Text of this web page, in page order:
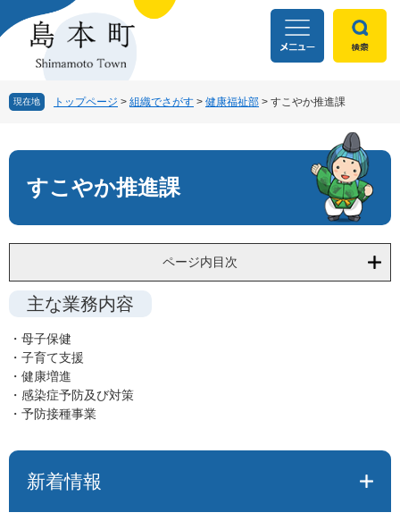
ー
。
ニ
て
へ
現在地 トップページ > 組織でさがす > 健康福祉部 > すこやか推進課
文
すこやか推進課
ページ内目次
主な業務内容
・母子保健
・子育て支援
・健康増進
・感染症予防及び対策
・予防接種事業
新着情報